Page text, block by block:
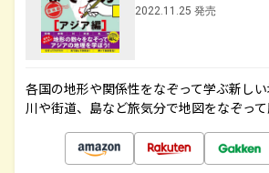
2022.11.25 発売
各国の地形や関係性をなぞって学ぶ新しい
川や街道、島など旅気分で地図をなぞって